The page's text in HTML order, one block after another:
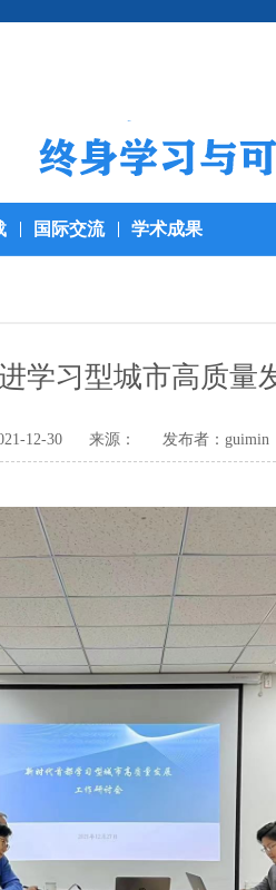
国际交流 学术成果
学习型城市高质量
12-30 来源： 发布者：guimin